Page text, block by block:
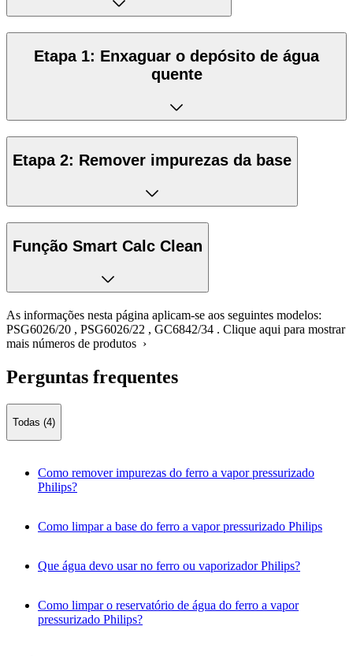
Etapa 1: Enxaguar o depósito de água
quente
Etapa 2: Remover impurezas da base
Função Smart Calc Clean
As informações nesta página aplicam-se aos seguintes modelos:
PSG6026/20 , PSG6026/22 , GC6842/34 . Clique aqui para mostrar
mais números de produtos ›
Perguntas frequentes
Todas (4)
Como remover impurezas do ferro a vapor pressurizado
Philips?
Como limpar a base do ferro a vapor pressurizado Philips
Que água devo usar no ferro ou vaporizador Philips?
Como limpar o reservatório de água do ferro a vapor
pressurizado Philips?